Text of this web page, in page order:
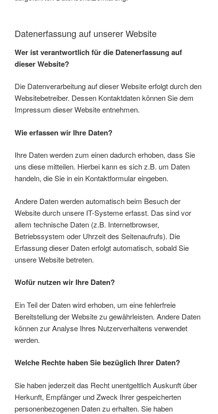
Datenerfassung auf unserer Website
Wer ist verantwortlich für die Datenerfassung auf
dieser Website?
Die Datenverarbeitung auf dieser Website erfolgt durch den
Websitebetreiber. Dessen Kontaktdaten können Sie dem
Impressum dieser Website entnehmen.
Wie erfassen wir Ihre Daten?
Ihre Daten werden zum einen dadurch erhoben, dass Sie
uns diese mitteilen. Hierbei kann es sich z.B. um Daten
handeln, die Sie in ein Kontaktformular eingeben.
Andere Daten werden automatisch beim Besuch der
Website durch unsere IT-Systeme erfasst. Das sind vor
allem technische Daten (z.B. Internetbrowser,
Betriebssystem oder Uhrzeit des Seitenaufrufs). Die
Erfassung dieser Daten erfolgt automatisch, sobald Sie
unsere Website betreten.
Wofür nutzen wir Ihre Daten?
Ein Teil der Daten wird erhoben, um eine fehlerfreie
Bereitstellung der Website zu gewährleisten. Andere Daten
können zur Analyse Ihres Nutzerverhaltens verwendet
werden.
Welche Rechte haben Sie bezüglich Ihrer Daten?
Sie haben jederzeit das Recht unentgeltlich Auskunft über
Herkunft, Empfänger und Zweck Ihrer gespeicherten
personenbezogenen Daten zu erhalten. Sie haben